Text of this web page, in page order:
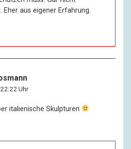
aus eigener Erfahrung.
Uhr
italienische Skulpturen